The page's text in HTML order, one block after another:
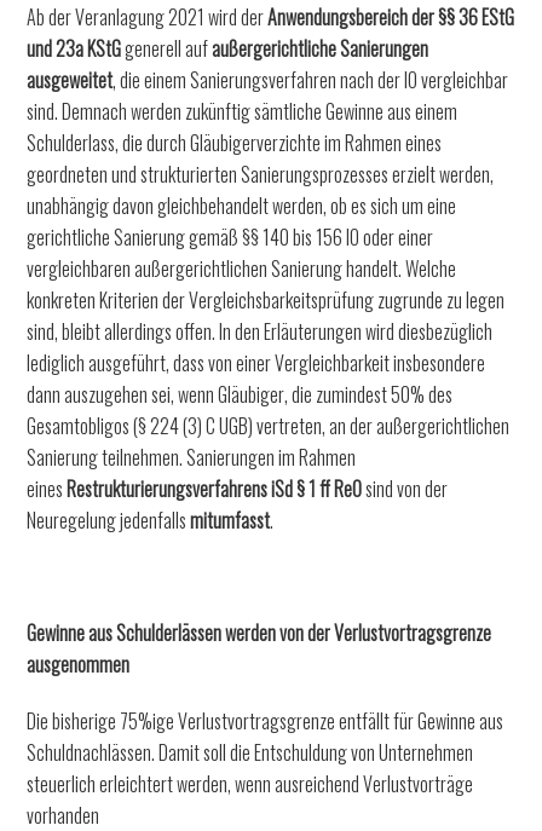
Ab der Veranlagung 2021 wird derAnwendungsbereich der §§ 36 EStG
und 23a KStGgenerell aufaußergerichtliche Sanierungen
ausgeweitet, die einem Sanierungsverfahren nach der IO vergleichbar
sind. Demnach werden zukünftig sämtliche Gewinne aus einem
Schulderlass, die durch Gläubigerverzichte im Rahmen eines
geordneten und strukturierten Sanierungsprozesses erzielt werden,
unabhängig davon gleichbehandelt werden, ob es sich um eine
gerichtliche Sanierung gemäß §§ 140 bis 156 IO oder einer
vergleichbaren außergerichtlichen Sanierung handelt. Welche
konkreten Kriterien der Vergleichsbarkeitsprüfung zugrunde zu legen
sind, bleibt allerdings offen. In den Erläuterungen wird diesbezüglich
lediglich ausgeführt, dass von einer Vergleichbarkeit insbesondere
dann auszugehen sei, wenn Gläubiger, die zumindest 50% des
Gesamtobligos (§ 224 (3) C UGB) vertreten, an der außergerichtlichen
Sanierung teilnehmen. Sanierungen im Rahmen
einesRestrukturierungsverfahrens iSd § 1 ff ReOsind von der
Neuregelung jedenfallsmitumfasst.
Gewinne aus Schulderlässen werden von der Verlustvortragsgrenze
ausgenommen
Die bisherige 75%ige Verlustvortragsgrenze entfällt für Gewinne aus
Schuldnachlässen. Damit soll die Entschuldung von Unternehmen
steuerlich erleichtert werden, wenn ausreichend Verlustvorträge
vorhanden